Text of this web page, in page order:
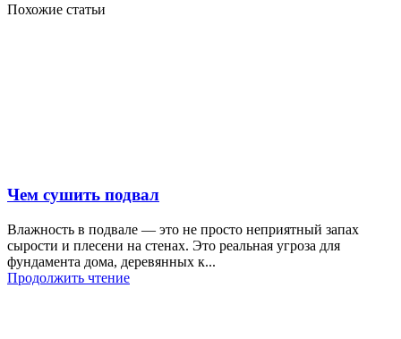
Похожие статьи
Чем сушить подвал
Влажность в подвале — это не просто неприятный запах
сырости и плесени на стенах. Это реальная угроза для
фундамента дома, деревянных к...
Продолжить чтение